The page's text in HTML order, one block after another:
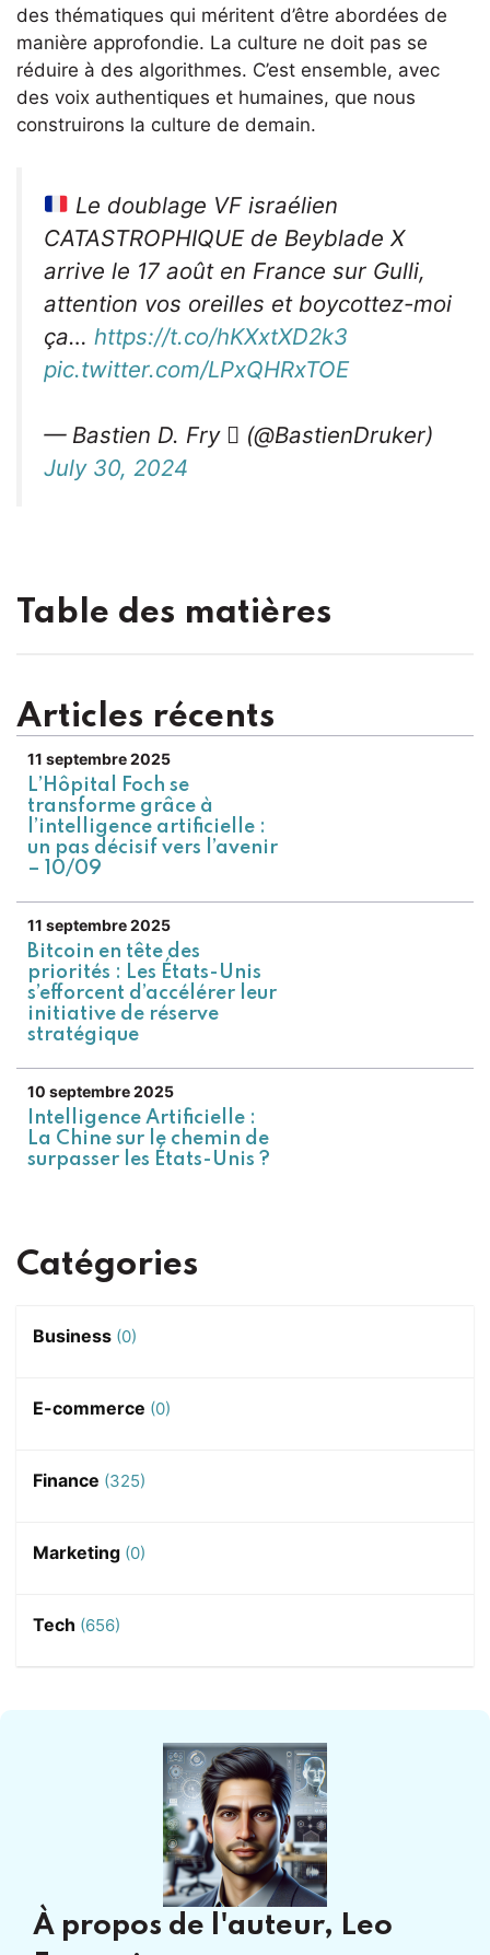
des thématiques qui méritent d’être abordées de
manière approfondie. La culture ne doit pas se
réduire à des algorithmes. C’est ensemble, avec
des voix authentiques et humaines, que nous
construirons la culture de demain.
Le doublage VF israélien
CATASTROPHIQUE de Beyblade X
arrive le 17 août en France sur Gulli,
attention vos oreilles et boycottez-moi
ça… https://t.co/hKXxtXD2k3
pic.twitter.com/LPxQHRxTOE
— Bastien D. Fry  (@BastienDruker)
July 30, 2024
Table des matières
Articles récents
11 septembre 2025
L’Hôpital Foch se
transforme grâce à
l’intelligence artificielle :
un pas décisif vers l’avenir
– 10/09
11 septembre 2025
Bitcoin en tête des
priorités : Les États-Unis
s’efforcent d’accélérer leur
initiative de réserve
stratégique
10 septembre 2025
Intelligence Artificielle :
La Chine sur le chemin de
surpasser les États-Unis ?
Catégories
Business (0)
E-commerce (0)
Finance (325)
Marketing (0)
Tech (656)
À propos de l'auteur, Leo